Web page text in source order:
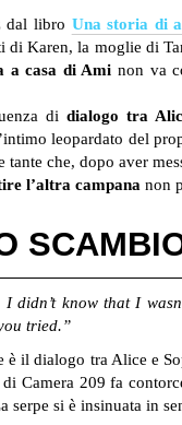
dal libro Una storia di
Karen, la moglie di
a casa di Ami non va
didialogo tra
leopardato del
che, dopo aver
l’altra campana non
I didn’t know that I
tried.”
il dialogo tra Alice e
Camera 209 fa
serpe si è insinuata in